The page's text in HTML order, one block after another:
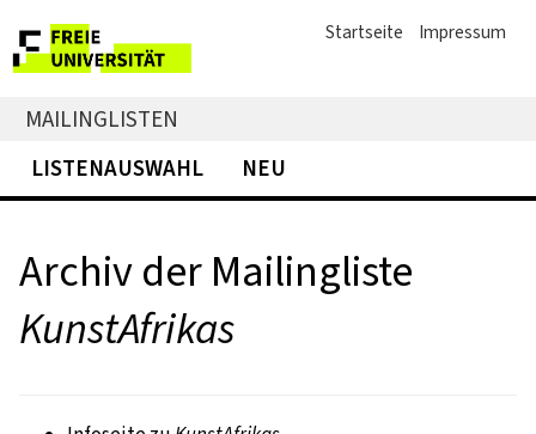
Startseite Impressum
MAILINGLISTEN
LISTENAUSWAHL
NEU
Archiv der Mailingliste
KunstAfrikas